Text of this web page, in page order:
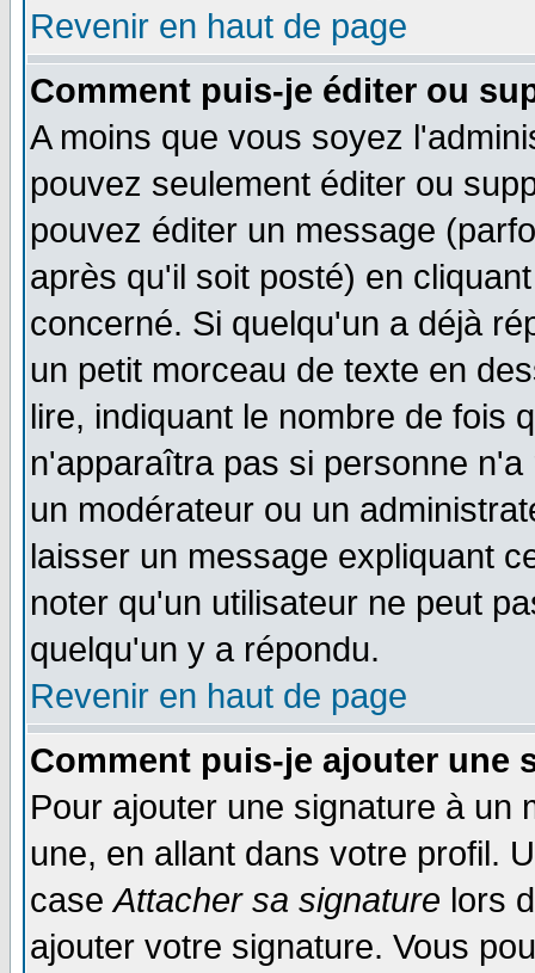
Revenir en haut de page
Comment puis-je éditer ou
A moins que vous soyez
pouvez seulement éditer ou
pouvez éditer un message
après qu'il soit posté) en
concerné. Si quelqu'un a déjà
un petit morceau de texte en
lire, indiquant le nombre de fois
n'apparaîtra pas si personne
un modérateur ou un
laisser un message expliquant
noter qu'un utilisateur ne peut
quelqu'un y a répondu.
Revenir en haut de page
Comment puis-je ajouter une
Pour ajouter une signature à un
une, en allant dans votre profil.
caseAttacher sa signature lors
ajouter votre signature. Vous